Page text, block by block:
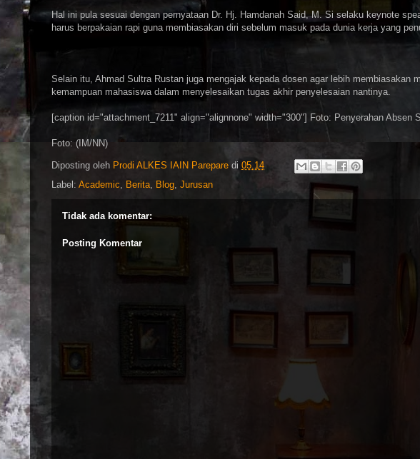
Hal ini pula sesuai dengan pernyataan Dr. Hj. Hamdanah Said, M. Si selaku keynote
harus berpakaian rapi guna membiasakan diri sebelum masuk pada dunia kerja yang
Selain itu, Ahmad Sultra Rustan juga mengajak kepada dosen agar lebih membiasakan
kemampuan mahasiswa dalam menyelesaikan tugas akhir penyelesaian nantinya.
[caption id="attachment_7211" align="alignnone" width="300"] Foto: Penyerahan Absen
Foto: (IM/NN)
Diposting oleh Prodi ALKES IAIN Parepare di 05.14
Label: Academic, Berita, Blog, Jurusan
Tidak ada komentar:
Posting Komentar